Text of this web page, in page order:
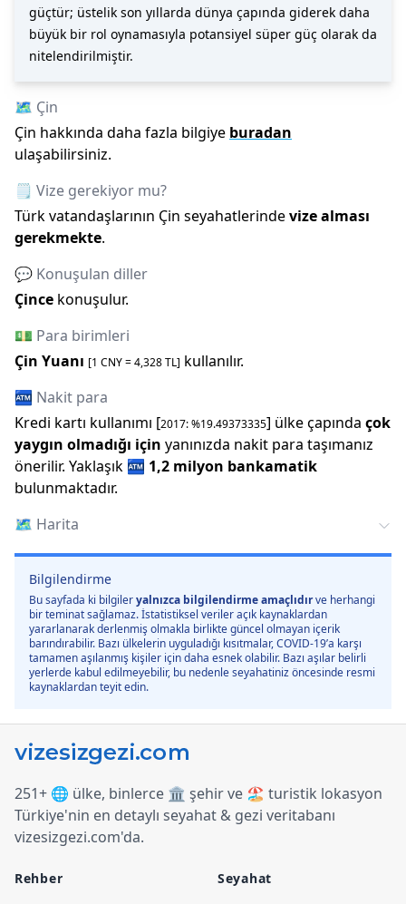
güçtür; üstelik son yıllarda dünya çapında giderek daha
büyük bir rol oynamasıyla potansiyel süper güç olarak da
nitelendirilmiştir.
🗺️ Çin
Çin hakkında daha fazla bilgiye buradan
ulaşabilirsiniz.
🗒️ Vize gerekiyor mu?
Türk vatandaşlarının Çin seyahatlerindevize alması
gerekmekte.
💬 Konuşulan diller
Çince konuşulur.
💵 Para birimleri
Çin Yuanı [1 CNY=4,328TL] kullanılır.
🏧 Nakit para
Kredi kartı kullanımı [2017: %19.49373335] ülke çapında çok
yaygın olmadığı için yanınızda nakit para taşımanız
önerilir. Yaklaşık 🏧 1,2 milyon bankamatik
bulunmaktadır.
🗺️ Harita
Bilgilendirme
Bu sayfada ki bilgileryalnızca bilgilendirme amaçlıdırve herhangi
bir teminat sağlamaz. İstatistiksel veriler açık kaynaklardan
yararlanarak derlenmiş olmakla birlikte güncel olmayan içerik
barındırabilir. Bazı ülkelerin uyguladığı kısıtmalar, COVID-19’a karşı
tamamen aşılanmış kişiler için daha esnek olabilir. Bazı aşılar belirli
yerlerde kabul edilmeyebilir, bu nedenle seyahatiniz öncesinde resmi
kaynaklardan teyit edin.
251+ 🌐 ülke, binlerce 🏛️ şehir ve 🏖️ turistik lokasyon
Türkiye'nin en detaylı seyahat & gezi veritabanı
vizesizgezi.com'da.
Rehber Seyahat